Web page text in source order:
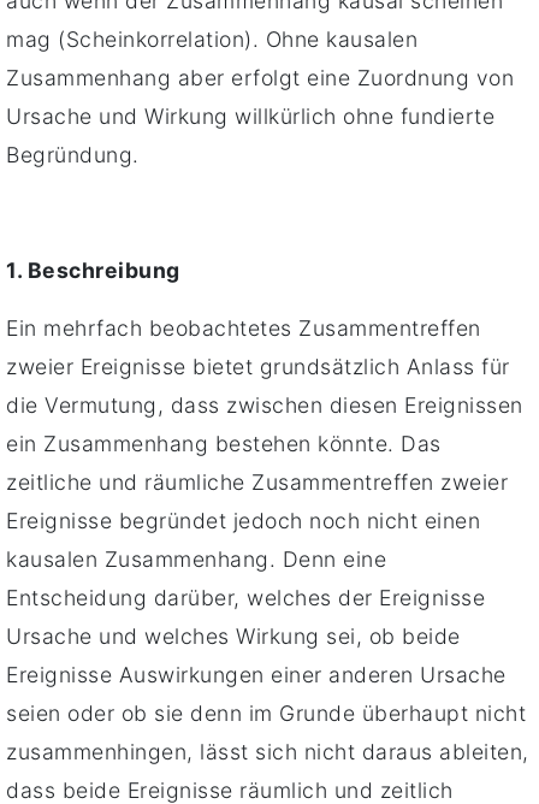
mag (Scheinkorrelation). Ohne kausalen
Zusammenhang aber erfolgt eine Zuordnung von
Ursache und Wirkung willkürlich ohne fundierte
Begründung.
1. Beschreibung
Ein mehrfach beobachtetes Zusammentreffen
zweier Ereignisse bietet grundsätzlich Anlass für
die Vermutung, dass zwischen diesen Ereignissen
ein Zusammenhang bestehen könnte. Das
zeitliche und räumliche Zusammentreffen zweier
Ereignisse begründet jedoch noch nicht einen
kausalen Zusammenhang. Denn eine
Entscheidung darüber, welches der Ereignisse
Ursache und welches Wirkung sei, ob beide
Ereignisse Auswirkungen einer anderen Ursache
seien oder ob sie denn im Grunde überhaupt nicht
zusammenhingen, lässt sich nicht daraus ableiten,
dass beide Ereignisse räumlich und zeitlich